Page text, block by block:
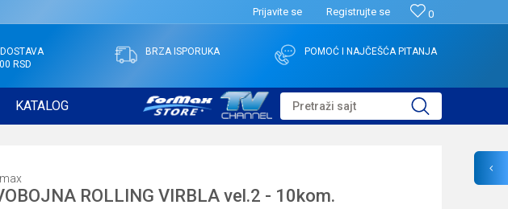
0
Prijavite se Registrujte se
RSD
BRZA ISPORUKA POMOĆ I NAJČEŠĆA PITANJA
KATALOG Pretraži sajt
ROLLING VIRBLA vel.2 - 10kom.